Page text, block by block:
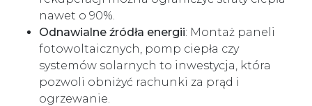
nawet o 90%.
Odnawialne źródła energii: Montaż paneli
fotowoltaicznych, pomp ciepła czy
systemów solarnych to inwestycja, która
pozwoli obniżyć rachunki za prąd i
ogrzewanie.